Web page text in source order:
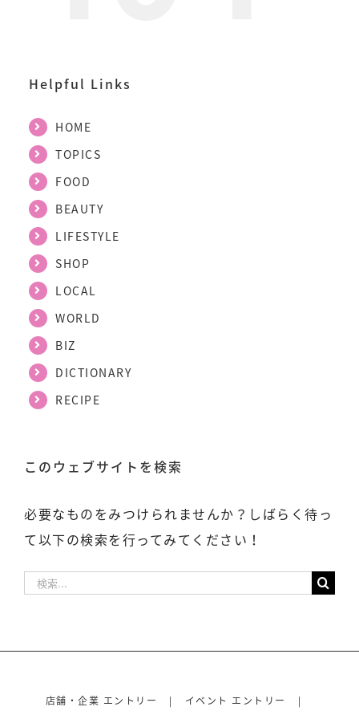
Helpful Links
HOME
TOPICS
FOOD
BEAUTY
LIFESTYLE
SHOP
LOCAL
WORLD
BIZ
DICTIONARY
RECIPE
このウェブサイトを検索
必要なものをみつけられませんか？しばらく待っ
て以下の検索を行ってみてください！
店舗・企業 エントリー イベント エントリー